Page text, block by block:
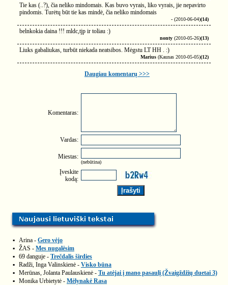
Tie kas (..?), čia neliko mindomais. Kas buvo vyrais, liko vyrais, jie nepavirto
pindomis. Turėtų būt tie kas mindė, čia neliko mindomais
- (2010-06-04)(14)
belnkokia daina !!! mldc,tjp ir toliau :)
nonty (2010-05-26)(13)
Liuks gabaliukas, turbūt niekada neatsibos. Mėgstu LT HH . :)
Marius (Kaunas 2010-05-05)(12)
Daugiau komentarų >>>
Komentaras:
Vardas:
Miestas:
(nebūtina)
Įveskite
kodą:
▪ Arina - Gero vėjo
▪ ŽAS - Mes nugalėsim
▪ 69 danguje - Trečdalis širdies
▪ Radži, Inga Valinskienė - Visko būna
▪ Merūnas, Jolanta Paulauskienė - Tu atėjai į mano pasaulį (Žvaigždžių duetai 3)
▪ Monika Urbietytė - Mėlynakė Rasa